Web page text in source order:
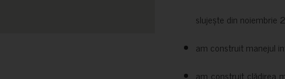
slujește din noiembrie
am construit manejul
am construit clădirea